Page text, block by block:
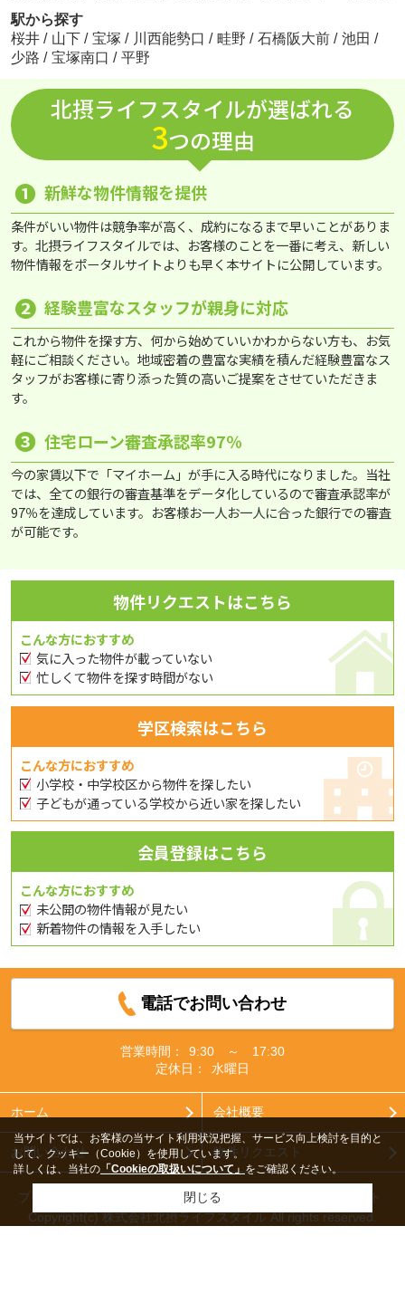
駅から探す
桜井 / 山下 / 宝塚 / 川西能勢口 / 畦野 / 石橋阪大前 / 池田 /
少路 / 宝塚南口 / 平野
北摂ライフスタイルが選ばれる
3つの理由
❶ 新鮮な物件情報を提供
条件がいい物件は競争率が高く、成約になるまで早いことがありま
す。北摂ライフスタイルでは、お客様のことを一番に考え、新しい
物件情報をポータルサイトよりも早く本サイトに公開しています。
❷ 経験豊富なスタッフが親身に対応
これから物件を探す方、何から始めていいかわからない方も、お気
軽にご相談ください。地域密着の豊富な実績を積んだ経験豊富なス
タッフがお客様に寄り添った質の高いご提案をさせていただきま
す。
❸ 住宅ローン審査承認率97％
今の家賃以下で「マイホーム」が手に入る時代になりました。当社
では、全ての銀行の審査基準をデータ化しているので審査承認率が
97％を達成しています。お客様お一人お一人に合った銀行での審査
が可能です。
物件リクエストはこちら
こんな方におすすめ
気に入った物件が載っていない
忙しくて物件を探す時間がない
学区検索はこちら
こんな方におすすめ
小学校・中学校区から物件を探したい
子どもが通っている学校から近い家を探したい
会員登録はこちら
こんな方におすすめ
未公開の物件情報が見たい
新着物件の情報を入手したい
電話でお問い合わせ
営業時間：
9:30 ～ 17:30
定休日：
水曜日
ホーム 会社概要
お問い合わせ 物件リクエスト
プライバシーポリシー 利用規約
PCサイト
Copyright(c) 株式会社北摂ライフスタイル All rights reserved.
当サイトでは、お客様の当サイト利用状況把握、サービス向上検討を目的と
して、クッキー（Cookie）を使用しています。
詳しくは、当社の「Cookieの取扱いについて」をご確認ください。
閉じる